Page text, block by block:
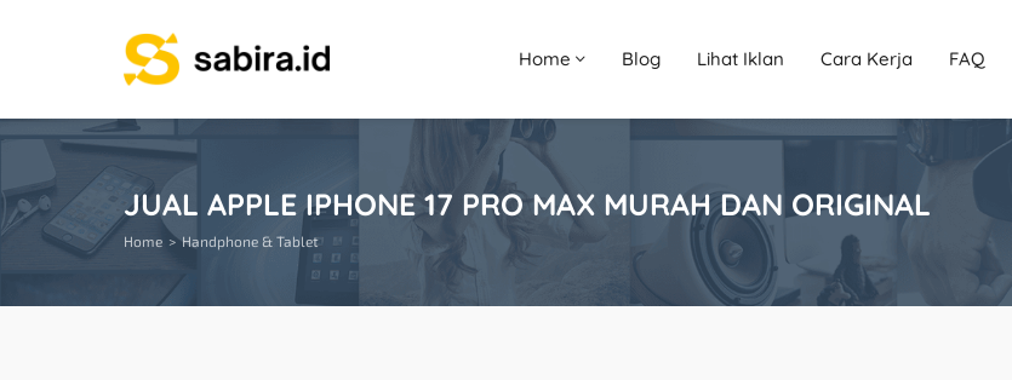
Home Blog Lihat Iklan Cara Kerja FAQ
JUAL APPLE IPHONE 17 PRO MAX MURAH DAN ORIGINAL
Home Handphone & Tablet